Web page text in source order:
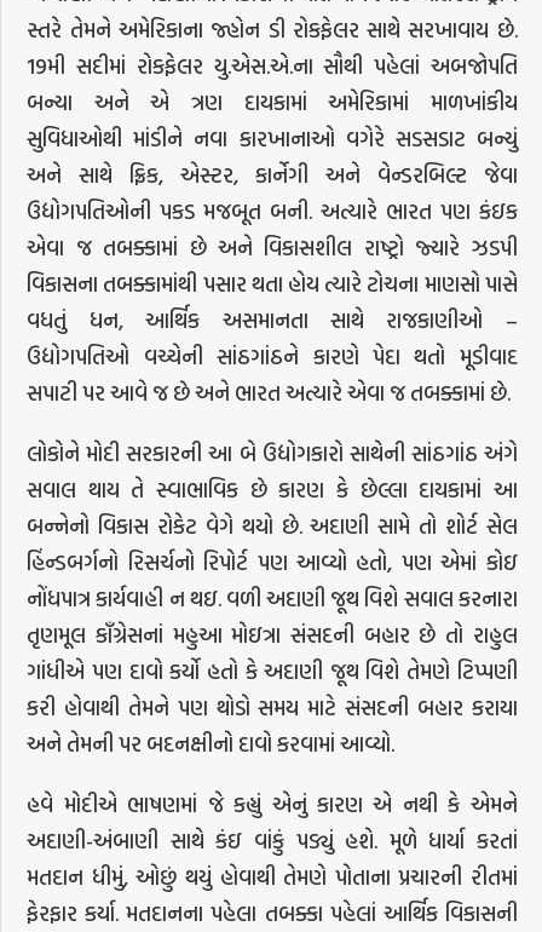
સ્તરે તેમને અમેરિકાના જ્હોન ડી રોકફેલર સાથે સરખાવાય છે.
19મી સદીમાં રોકફેલર યુ.એસ.એ.ના સૌથી પહેલાં અબજોપતિ
બન્યા અને એ ત્રણ દાયકામાં અમેરિકામાં માળખાંકીય
સુવિધાઓથી માંડીને નવા કારખાનાઓ વગેરે સડસડાટ બન્યું
અને સાથે ફ્રિક, એસ્ટર, કાર્નેગી અને વેન્ડરબિલ્ટ જેવા
ઉદ્યોગપતિઓની પકડ મજબૂત બની. અત્યારે ભારત પણ કંઇક
એવા જ તબક્કામાં છે અને વિકાસશીલ રાષ્ટ્રો જ્યારે ઝડપી
વિકાસના તબક્કામાંથી પસાર થતા હોય ત્યારે ટોચના માણસો પાસે
વધતું ધન, આર્થિક અસમાનતા સાથે રાજકાણીઓ –
ઉદ્યોગપતિઓ વચ્ચેની સાંઠગાંઠને કારણે પેદા થતો મૂડીવાદ
સપાટી પર આવે જ છે અને ભારત અત્યારે એવા જ તબક્કામાં છે.
લોકોને મોદી સરકારની આ બે ઉદ્યોગકારો સાથેની સાંઠગાંઠ અંગે
સવાલ થાય તે સ્વાભાવિક છે કારણ કે છેલ્લા દાયકામાં આ
બન્નેનો વિકાસ રોકેટ વેગે થયો છે. અદાણી સામે તો શોર્ટ સેલ
હિંન્ડબર્ગનો રિસર્ચનો રિપોર્ટ પણ આવ્યો હતો, પણ એમાં કોઇ
નોંધપાત્ર કાર્યવાહી ન થઇ. વળી અદાણી જૂથ વિશે સવાલ કરનારા
તૃણમૂલ કાઁગ્રેસનાં મહુઆ મોઇત્રા સંસદની બહાર છે તો રાહુલ
ગાંધીએ પણ દાવો કર્યો હતો કે અદાણી જૂથ વિશે તેમણે ટિપ્પણી
કરી હોવાથી તેમને પણ થોડો સમય માટે સંસદની બહાર કરાયા
અને તેમની પર બદનક્ષીનો દાવો કરવામાં આવ્યો.
હવે મોદીએ ભાષણમાં જે કહ્યું એનું કારણ એ નથી કે એમને
અદાણી-અંબાણી સાથે કંઇ વાંકું પડ્યું હશે. મૂળે ધાર્યા કરતાં
મતદાન ધીમું, ઓછું થયું હોવાથી તેમણે પોતાના પ્રચારની રીતમાં
ફેરફાર કર્યા. મતદાનના પહેલા તબક્કા પહેલાં આર્થિક વિકાસની